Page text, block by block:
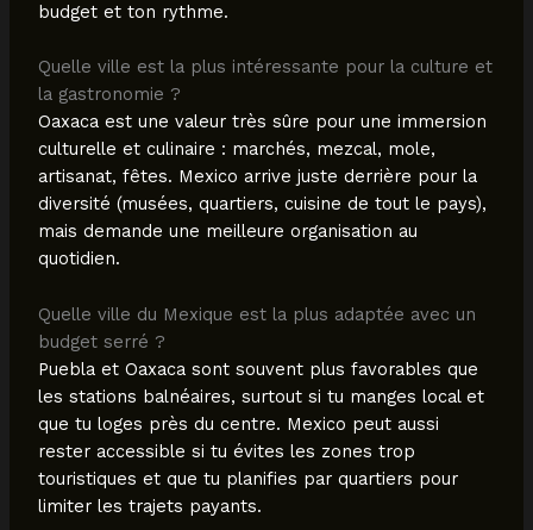
budget et ton rythme.
Quelle ville est la plus intéressante pour la culture et
la gastronomie ?
Oaxaca est une valeur très sûre pour une immersion
culturelle et culinaire : marchés, mezcal, mole,
artisanat, fêtes. Mexico arrive juste derrière pour la
diversité (musées, quartiers, cuisine de tout le pays),
mais demande une meilleure organisation au
quotidien.
Quelle ville du Mexique est la plus adaptée avec un
budget serré ?
Puebla et Oaxaca sont souvent plus favorables que
les stations balnéaires, surtout si tu manges local et
que tu loges près du centre. Mexico peut aussi
rester accessible si tu évites les zones trop
touristiques et que tu planifies par quartiers pour
limiter les trajets payants.